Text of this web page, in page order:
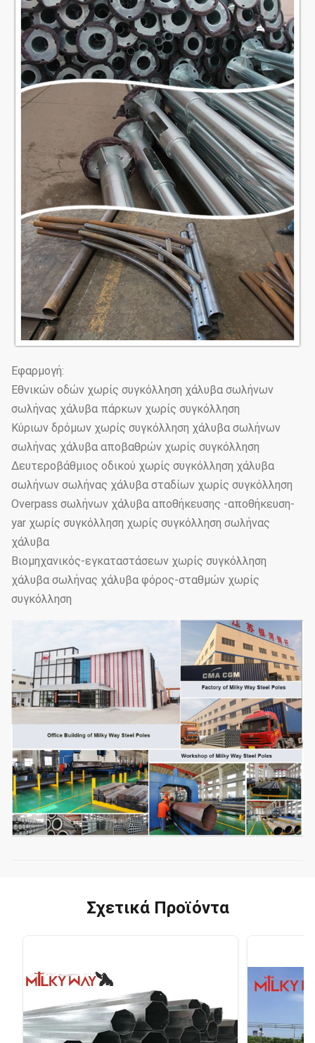
Εφαρμογή:
Εθνικών οδών χωρίς συγκόλληση χάλυβα σωλήνων
σωλήνας χάλυβα πάρκων χωρίς συγκόλληση
Κύριων δρόμων χωρίς συγκόλληση χάλυβα σωλήνων
σωλήνας χάλυβα αποβαθρών χωρίς συγκόλληση
Δευτεροβάθμιος οδικού χωρίς συγκόλληση χάλυβα
σωλήνων σωλήνας χάλυβα σταδίων χωρίς συγκόλληση
Overpass σωλήνων χάλυβα αποθήκευσης -αποθήκευση-
yar χωρίς συγκόλληση χωρίς συγκόλληση σωλήνας
χάλυβα
Βιομηχανικός-εγκαταστάσεων χωρίς συγκόλληση
χάλυβα σωλήνας χάλυβα φόρος-σταθμών χωρίς
συγκόλληση
Σχετικά Προϊόντα